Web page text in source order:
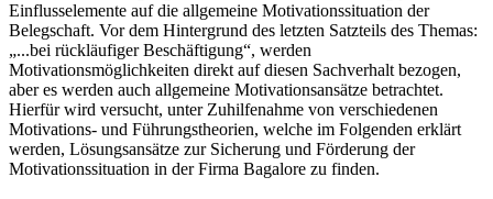
Einflusselemente auf die allgemeine Motivationssituation der
Belegschaft. Vor dem Hintergrund des letzten Satzteils des Themas:
„...bei rückläufiger Beschäftigung“, werden
Motivationsmöglichkeiten direkt auf diesen Sachverhalt bezogen,
aber es werden auch allgemeine Motivationsansätze betrachtet.
Hierfür wird versucht, unter Zuhilfenahme von verschiedenen
Motivations- und Führungstheorien, welche im Folgenden erklärt
werden, Lösungsansätze zur Sicherung und Förderung der
Motivationssituation in der Firma Bagalore zu finden.